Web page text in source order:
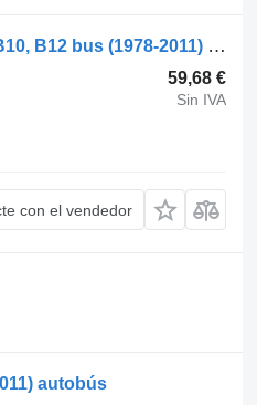
Volvo B12B (01.97-12.11) 20739990 pistón para Volvo B6, B7, B9, B10, B12 bus (1978-2011) autobús
59,68 €
Sin IVA
con el vendedor
autobús